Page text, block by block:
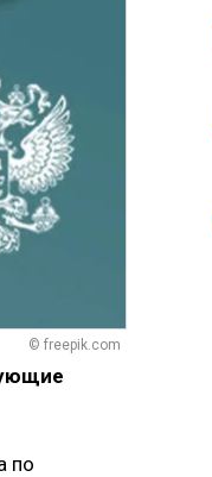
© freepik.com
по